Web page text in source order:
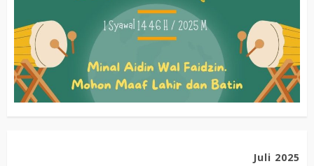
Juli 2025